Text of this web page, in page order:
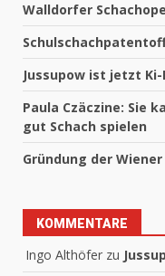
Walldorfer
Jussupow ist jetzt
Paula Czäczine: Sie
gut Schach spielen
Gründung der
KOMMENTARE
Ingo Althöfer zu